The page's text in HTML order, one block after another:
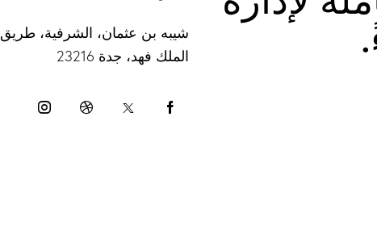
شيبه بن عثمان، الشرفية، طريق
الملك فهد، جدة 23216